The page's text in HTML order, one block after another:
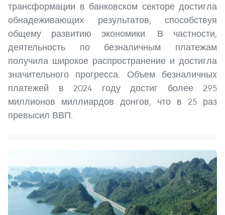
трансформации в банковском секторе достигла
обнадеживающих результатов, способствуя
общему развитию экономики. В частности,
деятельность по безналичным платежам
получила широкое распространение и достигла
значительного прогресса. Объем безналичных
платежей в 2024 году достиг более 295
миллионов миллиардов донгов, что в 25 раз
превысил ВВП.